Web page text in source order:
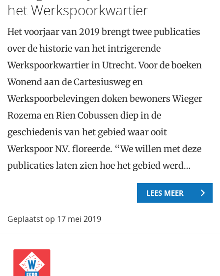
het Werkspoorkwartier
Het voorjaar van 2019 brengt twee publicaties
over de historie van het intrigerende
Werkspoorkwartier in Utrecht. Voor de boeken
Wonend aan de Cartesiusweg en
Werkspoorbelevingen doken bewoners Wieger
Rozema en Rien Cobussen diep in de
geschiedenis van het gebied waar ooit
Werkspoor N.V. floreerde. “We willen met deze
publicaties laten zien hoe het gebied werd…
LEES MEER
Geplaatst op 17 mei 2019